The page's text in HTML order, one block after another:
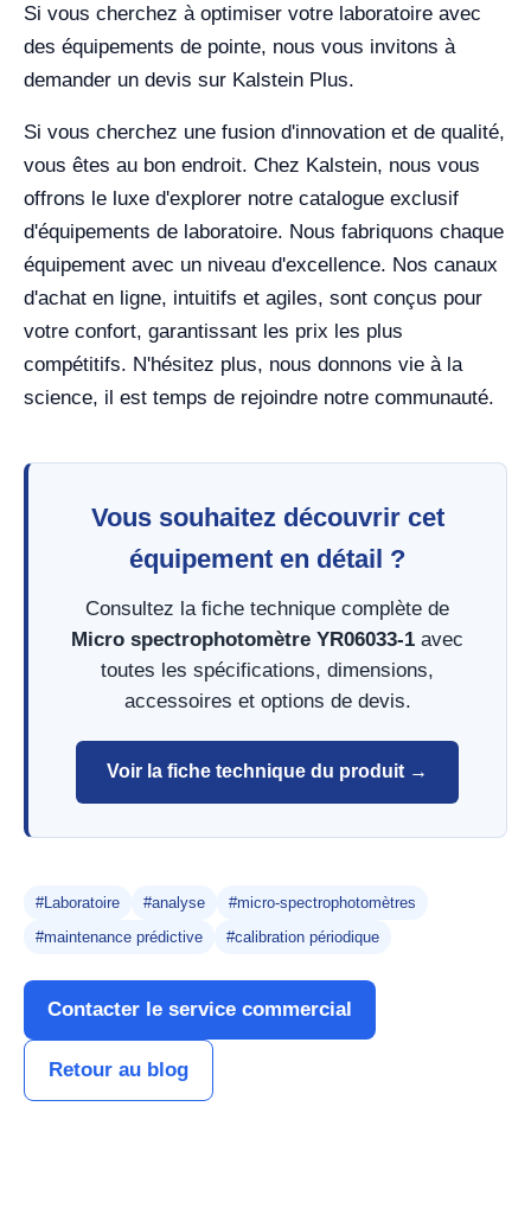
Si vous cherchez à optimiser votre laboratoire avec
des équipements de pointe, nous vous invitons à
demander un devis sur Kalstein Plus.
Si vous cherchez une fusion d'innovation et de qualité,
vous êtes au bon endroit. Chez Kalstein, nous vous
offrons le luxe d'explorer notre catalogue exclusif
d'équipements de laboratoire. Nous fabriquons chaque
équipement avec un niveau d'excellence. Nos canaux
d'achat en ligne, intuitifs et agiles, sont conçus pour
votre confort, garantissant les prix les plus
compétitifs. N'hésitez plus, nous donnons vie à la
science, il est temps de rejoindre notre communauté.
Vous souhaitez découvrir cet
équipement en détail ?
Consultez la fiche technique complète de
Micro spectrophotomètre YR06033-1 avec
toutes les spécifications, dimensions,
accessoires et options de devis.
Voir la fiche technique du produit →
#Laboratoire #analyse
#micro-spectrophotomètres
#maintenance prédictive
#calibration périodique
Contacter le service commercial
Retour au blog